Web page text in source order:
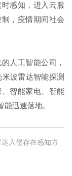
感知，进入云服
，疫情期间社会
人工智能公司，
波雷达智能探测
智能家电、智能
迅速落地。
入侵存在感知方